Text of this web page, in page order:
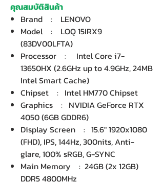
คุณสมบัติสินค้า
Brand : LENOVO
Model : LOQ 15IRX9
(83DV00LFTA)
Processor : Intel Core i7-
13650HX (2.6GHz up to 4.9GHz, 24MB
Intel Smart Cache)
Chipset : Intel HM770 Chipset
Graphics : NVIDIA GeForce RTX
4050 (6GB GDDR6)
Display Screen : 15.6" 1920x1080
(FHD), IPS, 144Hz, 300nits, Anti-
glare, 100% sRGB, G-SYNC
Main Memory : 24GB (2x 12GB)
DDR5 4800MHz